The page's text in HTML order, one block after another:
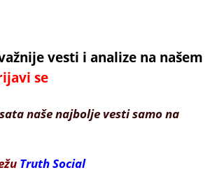
vesti i analize na našem
se
naše najbolje vesti samo na
Truth Social